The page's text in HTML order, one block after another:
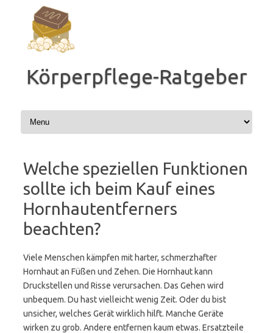
Inhalt
springen
Körperpflege-Ratgeber
Welche speziellen Funktionen
sollte ich beim Kauf eines
Hornhautentferners
beachten?
Viele Menschen kämpfen mit harter, schmerzhafter
Hornhaut an Füßen und Zehen. Die Hornhaut kann
Druckstellen und Risse verursachen. Das Gehen wird
unbequem. Du hast vielleicht wenig Zeit. Oder du bist
unsicher, welches Gerät wirklich hilft. Manche Geräte
wirken zu grob. Andere entfernen kaum etwas. Ersatzteile